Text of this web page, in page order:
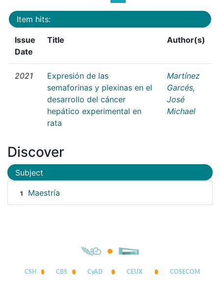
Item hits:
Issue
Date
Title Author(s)
2021
Expresión de las
semaforinas y plexinas en el
desarrollo del cáncer
hepático experimental en
rata
Martínez
Garcés,
José
Michael
Discover
Subject
1 Maestría
CSH CBS CyAD CEUX COSECOM